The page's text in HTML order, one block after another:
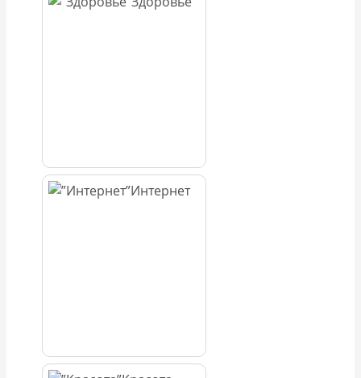
Интернет